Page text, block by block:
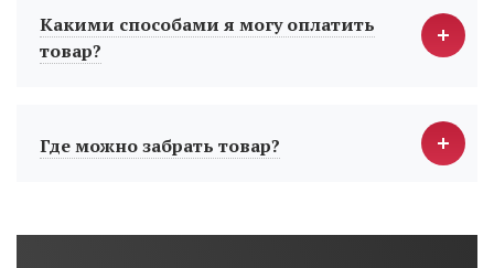
Какими способами я могу оплатить
товар?
Где можно забрать товар?